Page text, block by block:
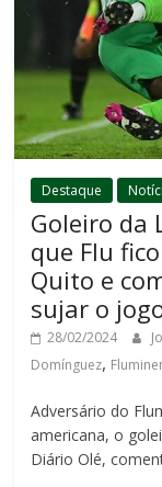
Destaque
Goleiro da
que Flu
Quito e
sujar o
28/02/2024
Domínguez,
Adversário do
americana, o
Diário Olé,